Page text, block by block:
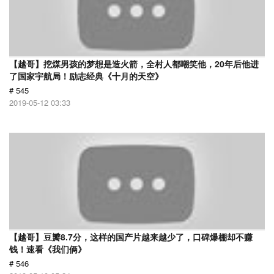
【越哥】挖煤男孩的梦想是造火箭，全村人都嘲笑他，20年后他进
了国家宇航局！励志经典《十月的天空》
# 545
2019-05-12 03:33
【越哥】豆瓣8.7分，这样的国产片越来越少了，口碑爆棚却不赚
钱！速看《我们俩》
# 546